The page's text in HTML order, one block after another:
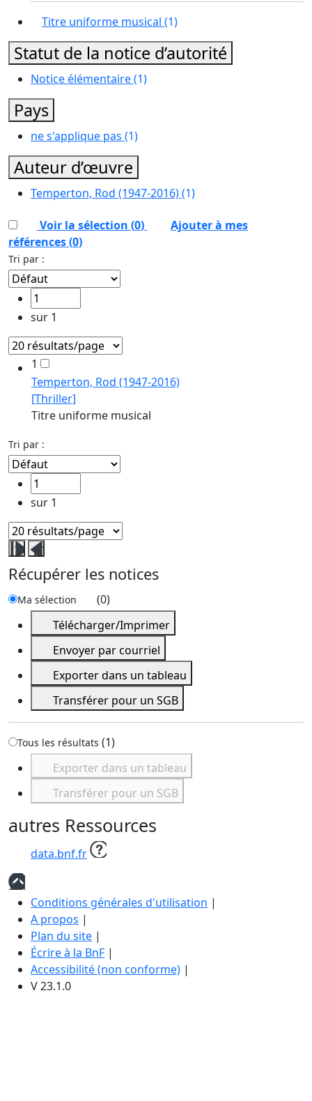
Titre uniforme musical (1)
Statut de la notice d’autorité
Notice élémentaire(1)
Pays
ne s'applique pas (1)
Auteur d’œuvre
Temperton, Rod (1947-2016)(1)
Voir la sélection (0)
Ajouter à mes
références(0)
Tri par :
sur 1
1
Temperton, Rod (1947-2016)
[Thriller]
Titre uniforme musical
Tri par :
sur 1
Fermer
ce
volet
récupérer
les
notices
Ouvrir
ce
volet
récupérer
les
notices
Récupérer les notices
Ma sélection (0)
Télécharger/Imprimer
Envoyer par courriel
Exporter dans un tableau
Transférer pour un SGB
Tous les résultats (1)
Exporter dans un tableau
Transférer pour un SGB
autres Ressources
data.bnf.fr
Haut
de
page
Conditions générales d'utilisation |
A propos |
Plan du site |
Écrire à la BnF |
Accessibilité (non conforme) |
V 23.1.0